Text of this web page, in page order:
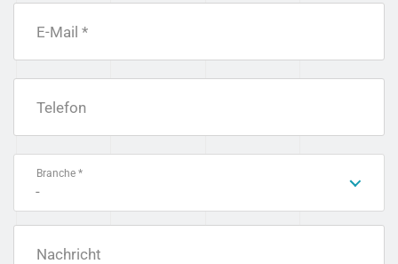
E-Mail *
Telefon
Branche *
-
Nachricht